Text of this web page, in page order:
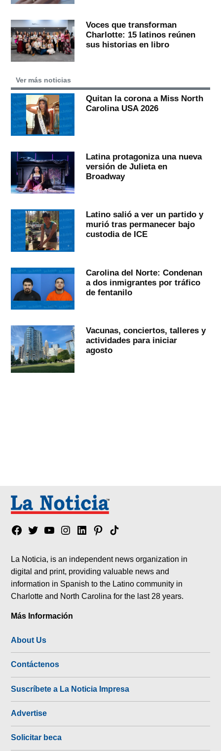
Voces que transforman
Charlotte: 15 latinos reúnen
sus historias en libro
Ver más noticias
Quitan la corona a Miss North
Carolina USA 2026
Latina protagoniza una nueva
versión de Julieta en
Broadway
Latino salió a ver un partido y
murió tras permanecer bajo
custodia de ICE
Carolina del Norte: Condenan
a dos inmigrantes por tráfico
de fentanilo
Vacunas, conciertos, talleres y
actividades para iniciar
agosto
Facebook
TwitterYouTubeInstagram
LinkedinPinterest
Tik
La Noticia, is an independent news organization in
digital and print, providing valuable news and
information in Spanish to the Latino community in
Charlotte and North Carolina for the last 28 years.
Más Información
About Us
Contáctenos
Suscríbete a La Noticia Impresa
Advertise
Solicitar beca